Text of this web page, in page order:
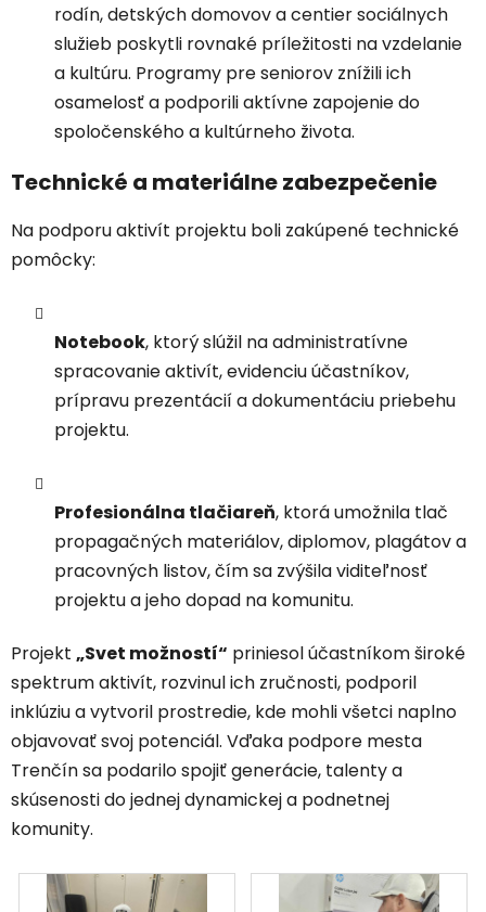
rodín, detských domovov a centier sociálnych
služieb poskytli rovnaké príležitosti na vzdelanie
a kultúru. Programy pre seniorov znížili ich
osamelosť a podporili aktívne zapojenie do
spoločenského a kultúrneho života.
Technické a materiálne zabezpečenie
Na podporu aktivít projektu boli zakúpené technické
pomôcky:
Notebook, ktorý slúžil na administratívne
spracovanie aktivít, evidenciu účastníkov,
prípravu prezentácií a dokumentáciu priebehu
projektu.
Profesionálna tlačiareň, ktorá umožnila tlač
propagačných materiálov, diplomov, plagátov a
pracovných listov, čím sa zvýšila viditeľnosť
projektu a jeho dopad na komunitu.
Projekt „Svet možností“ priniesol účastníkom široké
spektrum aktivít, rozvinul ich zručnosti, podporil
inklúziu a vytvoril prostredie, kde mohli všetci naplno
objavovať svoj potenciál. Vďaka podpore mesta
Trenčín sa podarilo spojiť generácie, talenty a
skúsenosti do jednej dynamickej a podnetnej
komunity.